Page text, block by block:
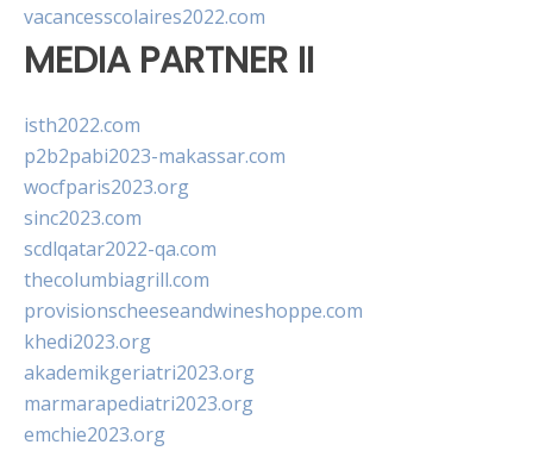
vacancesscolaires2022.com
MEDIA PARTNER II
isth2022.com
p2b2pabi2023-makassar.com
wocfparis2023.org
sinc2023.com
scdlqatar2022-qa.com
thecolumbiagrill.com
provisionscheeseandwineshoppe.com
khedi2023.org
akademikgeriatri2023.org
marmarapediatri2023.org
emchie2023.org